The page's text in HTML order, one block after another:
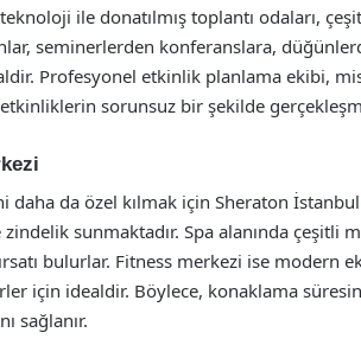
ile donatılmış toplantı odaları,
seminerlerden konferanslara,
Profesyonel etkinlik planlama ekibi,
sorunsuz bir şekilde
daha da özel kılmak için Sheraton
sunmaktadır. Spa alanında çeşitli
bulurlar. Fitness merkezi ise modern
için idealdir. Böylece, konaklama
sağlanır.